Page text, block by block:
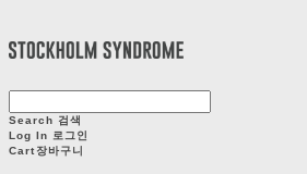
Search 검색
Log In 로그인
Cart장바구니